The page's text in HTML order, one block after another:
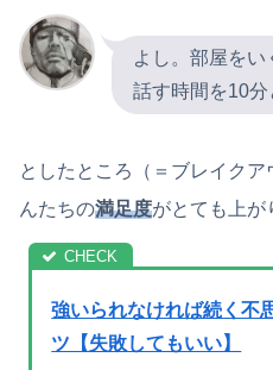
よし。部屋を
話す時間を10分
としたところ（＝ブレイク
んたちの満足度がとても上が
強いられなければ続く不
ツ【失敗してもいい】